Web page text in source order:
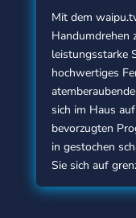
Mit dem
Handumdrehen
leistungsstarke
hochwertiges
sich im Haus
bevorzugten
in gestochen
Sie sich auf